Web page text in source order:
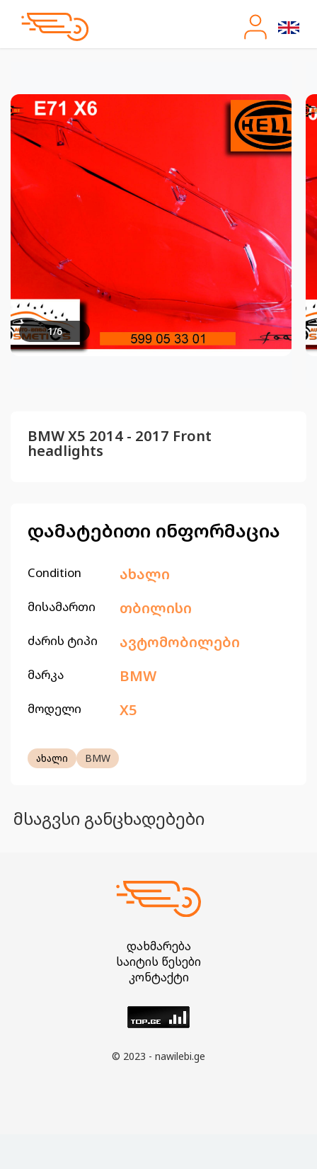
1/6
BMW X5 2014 - 2017 Front
headlights
დამატებითი ინფორმაცია
Condition ახალი
მისამართი თბილისი
ძარის ტიპი ავტომობილები
მარკა BMW
მოდელი X5
ახალი BMW
მსაგვსი განცხადებები
დახმარება
საიტის წესები
კონტაქტი
© 2023 - nawilebi.ge